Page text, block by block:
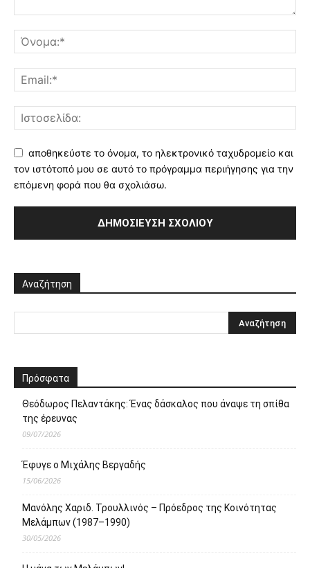
αποθηκεύστε το όνομα, το ηλεκτρονικό ταχυδρομείο και
τον ιστότοπό μου σε αυτό το πρόγραμμα περιήγησης για την
επόμενη φορά που θα σχολιάσω.
Αναζήτηση
Πρόσφατα
Θεόδωρος Πελαντάκης: Ένας δάσκαλος που άναψε τη σπίθα
της έρευνας
09/07/2026
Έφυγε ο Μιχάλης Βεργαδής
15/06/2026
Μανόλης Χαριδ. Τρουλλινός – Πρόεδρος της Κοινότητας
Μελάμπων (1987–1990)
30/05/2026